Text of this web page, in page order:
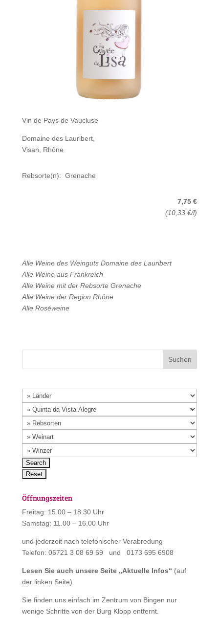
Vin de Pays de Vaucluse
Domaine des Lauribert,
Visan, Rhône
Rebsorte(n): Grenache
7,75 €
(10,33 €/l)
Alle Weine des Weinguts Domaine des Lauribert
Alle Weine aus Frankreich
Alle Weine mit der Rebsorte Grenache
Alle Weine der Region Rhône
Alle Roséweine
Öffnungszeiten
Freitag: 15.00 – 18.30 Uhr
Samstag: 11.00 – 16.00 Uhr
und jederzeit nach telefonischer Verabredung
Telefon: 06721 3 08 69 69 und 0173 695 6908
Lesen Sie auch unsere Seite „Aktuelle Infos“ (auf
der linken Seite)
Sie finden uns einfach im Zentrum von Bingen nur
wenige Schritte von der Burg Klopp entfernt.